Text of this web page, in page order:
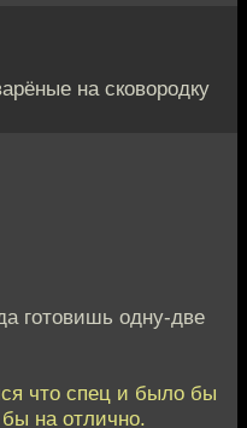
на сковородку
готовишь одну-две
что спец и было бы
на отлично.